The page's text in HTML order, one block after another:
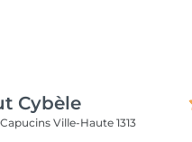
Cybèle
Ville-Haute 1313